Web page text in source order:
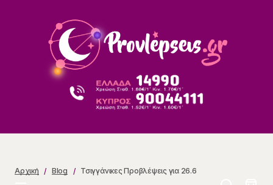
Αρχική Blog Τσιγγάνικες Προβλέψεις για 26.6